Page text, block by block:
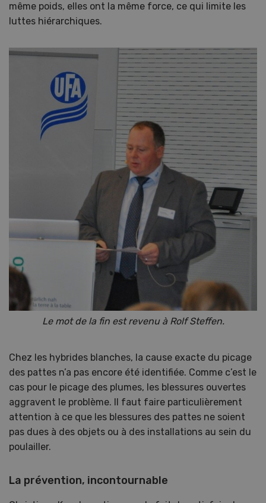
même poids, elles ont la même force, ce qui limite les
luttes hiérarchiques.
Le mot de la fin est revenu à Rolf Steffen.
Chez les hybrides blanches, la cause exacte du picage
des pattes n’a pas encore été identifiée. Comme c’est le
cas pour le picage des plumes, les blessures ouvertes
aggravent le problème. Il faut faire particulièrement
attention à ce que les blessures des pattes ne soient
pas dues à des objets ou à des installations au sein du
poulailler.
La prévention, incontournable